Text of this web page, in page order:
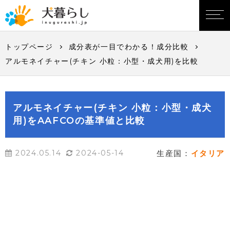
トップページ
成分表が一目でわかる！成分比較
アルモネイチャー(チキン 小粒：小型・成犬用)を比較
アルモネイチャー(チキン 小粒：小型・成犬
用)をAAFCOの基準値と比較
2024.05.14 2024-05-14 生産国： イタリア